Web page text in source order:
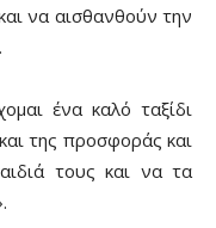
να αισθανθούν την
ένα καλό ταξίδι
της προσφοράς και
τους και να τα